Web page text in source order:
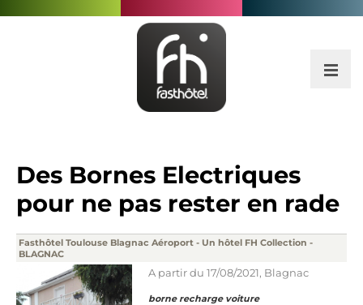
Des Bornes Electriques
pour ne pas rester en rade
Fasthôtel Toulouse Blagnac Aéroport - Un hôtel FH Collection -
BLAGNAC
A partir du 17/08/2021, Blagnac
borne recharge voiture